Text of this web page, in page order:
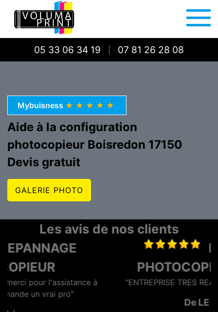
05 33 06 34 19 07 81 26 28 08
Mybuisness ★★★★★
Aide à la configuration
photocopieur Boisredon 17150
Devis gratuit
GALERIE PHOTO
Les avis de nos clients
LOCATION
PHOTOCOPIEUR NIORT
"ENTREPRISE TRES REACTIVE ET EFFICACE"